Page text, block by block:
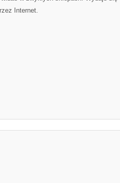
Internet.